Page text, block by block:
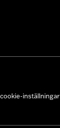
inställningar